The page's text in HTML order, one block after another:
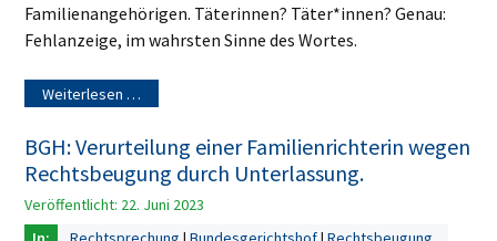
Familienangehörigen. Täterinnen? Täter*innen? Genau:
Fehlanzeige, im wahrsten Sinne des Wortes.
Weiterlesen …
BGH: Verurteilung einer Familienrichterin wegen
Rechtsbeugung durch Unterlassung.
Veröffentlicht: 22. Juni 2023